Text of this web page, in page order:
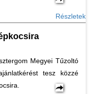
Részletek
Megyei Tűzoltó
tesz közzé